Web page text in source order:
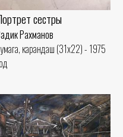
сестры
Рахманов
карандаш (31x22) - 1975